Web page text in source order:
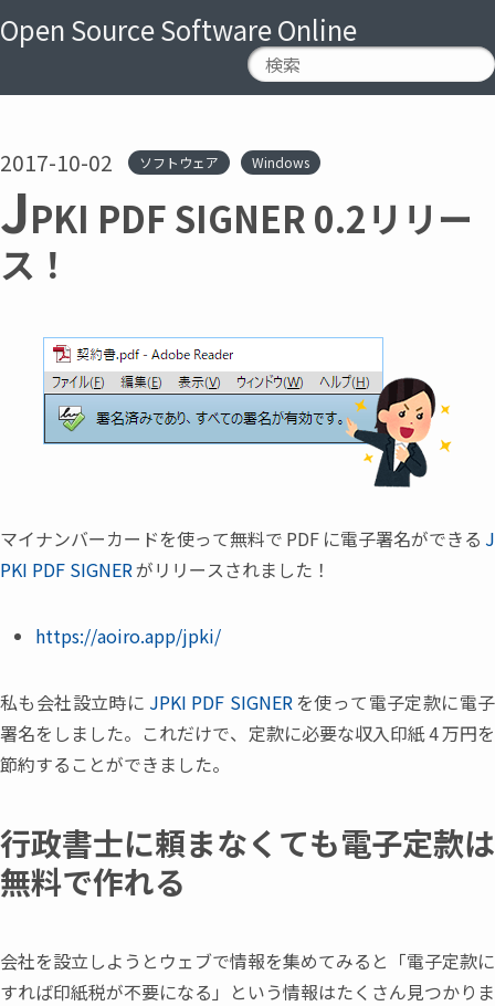
Open Source Software Online
2017-10-02 ソフトウェア Windows
JPKI PDF SIGNER 0.2リリー
ス！
マイナンバーカードを使って無料で PDF に電子署名ができる J
PKI PDF SIGNERがリリースされました！
https://aoiro.app/jpki/
私も会社設立時に JPKI PDF SIGNER を使って電子定款に電子
署名をしました。これだけで、 定款に必要な収入印紙4万円を
節約することができました。
行政書士に頼まなくても電子定款は
無料で作れる
会社を設立しようとウェブで情報を集めてみると 「電子定款に
すれば印紙税が不要になる 」 という情報はたくさん見つかりま